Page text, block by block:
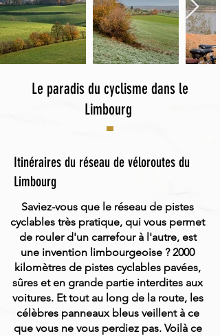
Le paradis du cyclisme dans le
Limbourg
Itinéraires du réseau de véloroutes du
Limbourg
Saviez-vous que le réseau de pistes
cyclables très pratique, qui vous permet
de rouler d'un carrefour à l'autre, est
une invention limbourgeoise ? 2000
kilomètres de pistes cyclables pavées,
sûres et en grande partie interdites aux
voitures. Et tout au long de la route, les
célèbres panneaux bleus veillent à ce
que vous ne vous perdiez pas. Voilà ce